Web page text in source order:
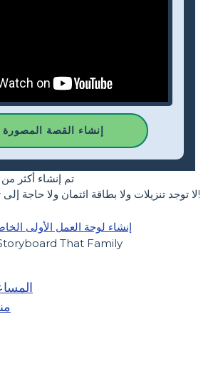
إنشاء القصة المصورة
تم إنشاء أكثر من
لا توجد تنزيلات ولا بطاقة ائتمان ولا حاجة إلى تسجيل الدخول للمحاولة!
إنشاء لوحة العمل الأولى